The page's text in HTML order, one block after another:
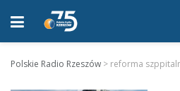
Polskie Radio Rzeszów > reforma